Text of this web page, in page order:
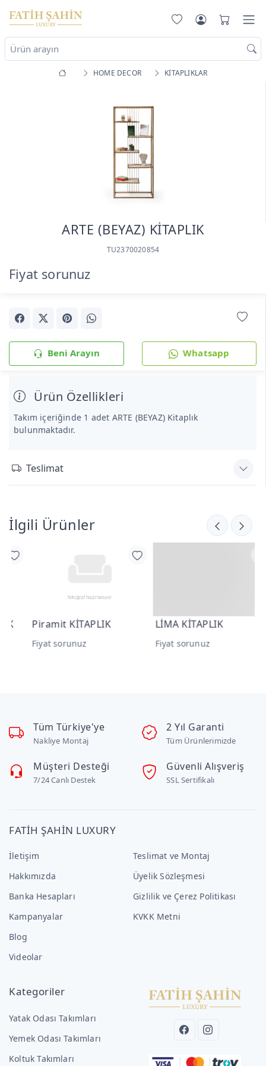
HOME DECOR KİTAPLIKLAR
ARTE (BEYAZ) KİTAPLIK
TU2370020854
Fiyat sorunuz
Beni Arayın Whatsapp
Ürün Özellikleri
Takım içeriğinde 1 adet ARTE (BEYAZ) Kitaplık
bulunmaktadır.
Teslimat
İlgili Ürünler
Piramit KİTAPLIK
Fiyat sorunuz
LİMA KİTAPLIK
Fiyat sorunuz
Tüm Türkiye'ye
Nakliye Montaj
2 Yıl Garanti
Tüm Ürünlerimizde
Müşteri Desteği
7/24 Canlı Destek
Güvenli Alışveriş
SSL Sertifikalı
FATİH ŞAHİN LUXURY
İletişim
Hakkımızda
Banka Hesapları
Kampanyalar
Blog
Videolar
Teslimat ve Montaj
Üyelik Sözleşmesi
Gizlilik ve Çerez Politikası
KVKK Metni
Kategoriler
Yatak Odası Takımları
Yemek Odası Takımları
Koltuk Takımları